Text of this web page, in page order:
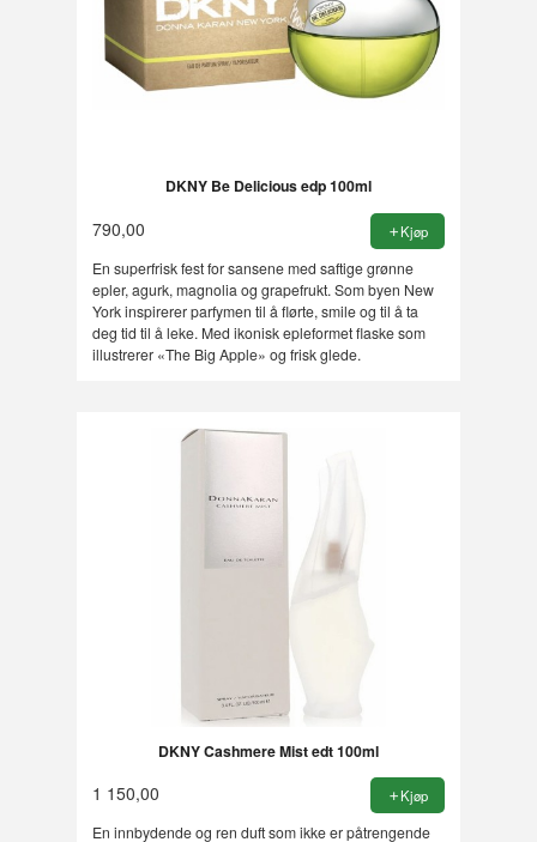
DKNY Be Delicious edp 100ml
790,00 Kjøp
En superfrisk fest for sansene med saftige grønne
epler, agurk, magnolia og grapefrukt. Som byen New
York inspirerer parfymen til å flørte, smile og til å ta
deg tid til å leke. Med ikonisk epleformet flaske som
illustrerer «The Big Apple» og frisk glede.
DKNY Cashmere Mist edt 100ml
1 150,00 Kjøp
En innbydende og ren duft som ikke er påtrengende